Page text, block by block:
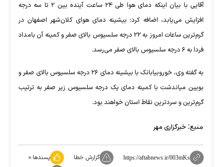
آقایی با بیان اینکه دمای هوا طی ۲۴ ساعت آینده بین ۲ تا سه درجه
افزایش می‌یابد، اضافه کرد: بیشینه دمای هوای کلان‌شهر اصفهان در
گرم‌ترین ساعات امروز به ۲۲ درجه سلسیوس بالای صفر و کمینه آن بامداد
فردا به ۶ درجه سلسیوس بالای صفر می‌رسد.
به گفته وی، خوروبیابانک با بیشینه دمای ۲۶ درجه سلسیوس بالای صفر و
بویین میاندشت با کمینه دمای یک درجه سلسیوس زیر صفر به ترتیب
گرم‌ترین و سردترین نقاط استان خواهند بود.
منبع: خبرگزاری مهر
https://aftabnews.ir/003mKs گزارش خطا پسندها:۰